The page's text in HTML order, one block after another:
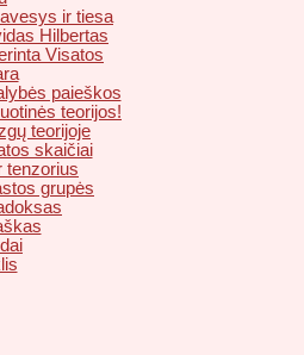
ir tiesa
Hilbertas
Visatos
paieškos
teorijos!
teorijoje
skaičiai
tenzorius
grupės